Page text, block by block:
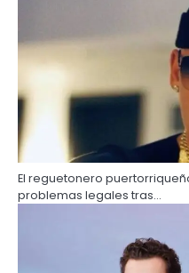
El reguetonero
problemas legales tras…